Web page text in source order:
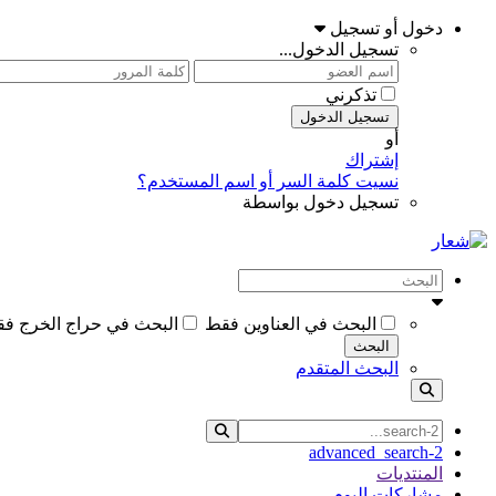
دخول أو تسجيل
تسجيل الدخول...
تذكرني
تسجيل الدخول
أو
إشتراك
نسيت كلمة السر أو اسم المستخدم؟
تسجيل دخول بواسطة
البحث في العناوين فقط البحث في حراج الخرج
البحث
البحث المتقدم
advanced_search-2
المنتديات